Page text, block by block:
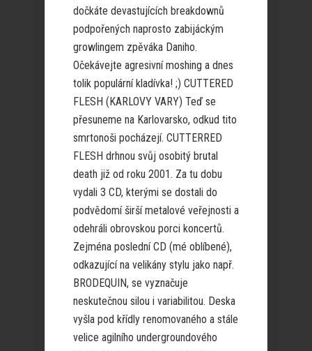
dočkáte devastujících breakdownů
podpořených naprosto zabijáckým
growlingem zpěváka Daniho.
Očekávejte agresivní moshing a dnes
tolik populární kladívka! ;) CUTTERED
FLESH (KARLOVY VARY) Teď se
přesuneme na Karlovarsko, odkud tito
smrtonoši pocházejí. CUTTERRED
FLESH drhnou svůj osobitý brutal
death již od roku 2001. Za tu dobu
vydali 3 CD, kterými se dostali do
podvědomí širší metalové veřejnosti a
odehráli obrovskou porci koncertů.
Zejména poslední CD (mé oblíbené),
odkazující na velikány stylu jako např.
BRODEQUIN, se vyznačuje
neskutečnou silou i variabilitou. Deska
vyšla pod křídly renomovaného a stále
velice agilního undergroundového